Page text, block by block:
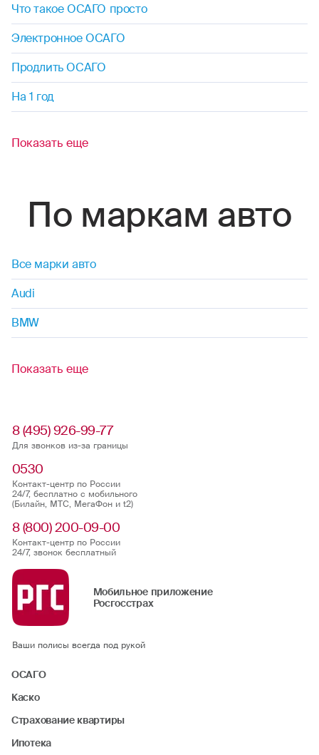
Что такое ОСАГО просто
Электронное ОСАГО
Продлить ОСАГО
На 1 год
Показать еще
По маркам авто
Все марки авто
Audi
BMW
Показать еще
8 (495) 926-99-77
Для звонков из-за границы
0530
Контакт-центр по России
24/7, бесплатно с мобильного
(Билайн, МТС, МегаФон и t2)
8 (800) 200-09-00
Контакт-центр по России
24/7, звонок бесплатный
Мобильное приложение
Росгосстрах
Ваши полисы всегда под рукой
ОСАГО
Каско
Страхование квартиры
Ипотека